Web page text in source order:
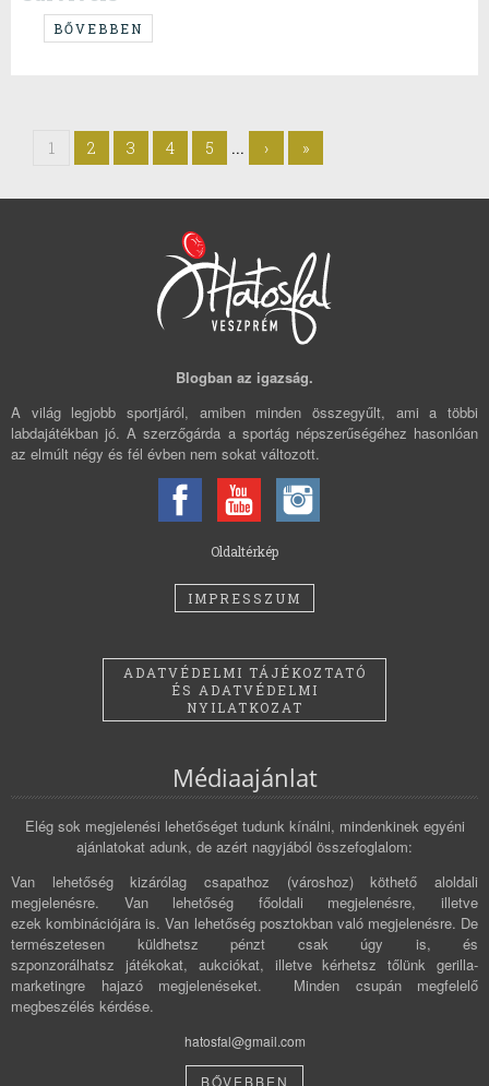
...mindenkinek gratulálok, hogy ezt megúsztuk sérülés nélkül...
BŐVEBBEN
1 2 3 4 5 ... › »
Blogban az igazság.
A világ legjobb sportjáról, amiben minden összegyűlt, ami a többi
labdajátékban jó. A szerzőgárda a sportág népszerűségéhez hasonlóan
az elmúlt négy és fél évben nem sokat változott.
Oldaltérkép
IMPRESSZUM
ADATVÉDELMI TÁJÉKOZTATÓ
ÉS ADATVÉDELMI
NYILATKOZAT
Médiaajánlat
Elég sok megjelenési lehetőséget tudunk kínálni, mindenkinek egyéni
ajánlatokat adunk, de azért nagyjából összefoglalom:
Van lehetőség kizárólag csapathoz (városhoz) köthető aloldali
megjelenésre. Van lehetőség főoldali megjelenésre, illetve
ezek kombinációjára is. Van lehetőség posztokban való megjelenésre. De
természetesen küldhetsz pénzt csak úgy is, és
szponzorálhatsz játékokat, aukciókat, illetve kérhetsz tőlünk gerilla-
marketingre hajazó megjelenéseket. Minden csupán megfelelő
megbeszélés kérdése.
hatosfal@gmail.com
BŐVEBBEN